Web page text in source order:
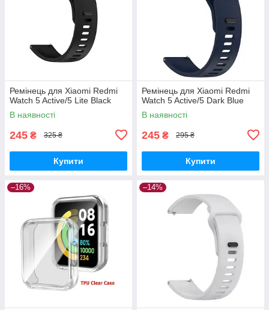
Ремінець для Xiaomi Redmi
Watch 5 Active/5 Lite Black
В наявності
245 ₴ 325 ₴
Купити
Ремінець для Xiaomi Redmi
Watch 5 Active/5 Dark Blue
В наявності
245 ₴ 295 ₴
Купити
–16% –14%